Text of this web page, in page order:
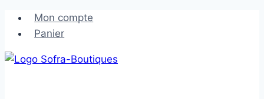
Aller
contenu
Aller
contenu
Mon compte
Panier